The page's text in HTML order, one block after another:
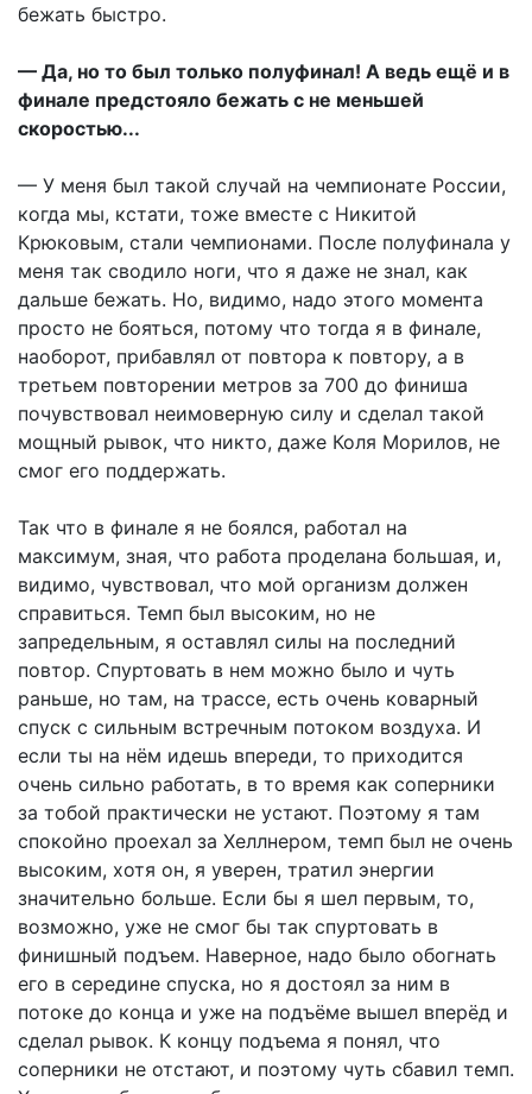
бежать быстро.
— Да, но то был только полуфинал! А ведь ещё и в
финале предстояло бежать с не меньшей
скоростью...
— У меня был такой случай на чемпионате России,
когда мы, кстати, тоже вместе с Никитой
Крюковым, стали чемпионами. После полуфинала у
меня так сводило ноги, что я даже не знал, как
дальше бежать. Но, видимо, надо этого момента
просто не бояться, потому что тогда я в финале,
наоборот, прибавлял от повтора к повтору, а в
третьем повторении метров за 700 до финиша
почувствовал неимоверную силу и сделал такой
мощный рывок, что никто, даже Коля Морилов, не
смог его поддержать.
Так что в финале я не боялся, работал на
максимум, зная, что работа проделана большая, и,
видимо, чувствовал, что мой организм должен
справиться. Темп был высоким, но не
запредельным, я оставлял силы на последний
повтор. Спуртовать в нем можно было и чуть
раньше, но там, на трассе, есть очень коварный
спуск с сильным встречным потоком воздуха. И
если ты на нём идешь впереди, то приходится
очень сильно работать, в то время как соперники
за тобой практически не устают. Поэтому я там
спокойно проехал за Хеллнером, темп был не очень
высоким, хотя он, я уверен, тратил энергии
значительно больше. Если бы я шел первым, то,
возможно, уже не смог бы так спуртовать в
финишный подъем. Наверное, надо было обогнать
его в середине спуска, но я достоял за ним в
потоке до конца и уже на подъёме вышел вперёд и
сделал рывок. К концу подъема я понял, что
соперники не отстают, и поэтому чуть сбавил темп.